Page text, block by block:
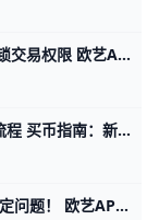
欧艺APP实名认证超简单！5分钟解锁交易权限 欧艺APP账户实名认证全流程指南 为什么要做实名认证？ 实名认证能解锁欧艺APP的全部功能，比如充币、提币和C2C交易。以小王为例，他刚注册账户时只能看行情，认证后每天能提币高达100万USDT，交易限额从1万跳到200万。未认证账户每天提币限额只有1万，认证后权限大增，安全又方便。
新手买币指南：从注册到下单的完整流程 买币指南：新手买币流程从注册到下单 引言 对于新手来说，理解注册、实名认证、入金、下单等关键步骤，是实现安全买币的基础。下面按实际操作顺序给出清晰可执行的流程，每一步都配有具体数据与实例，方便你上手实操。
欧艺APP客服联系技巧：3分钟搞定问题！ 欧艺APP客服联系超简单！它提供APP内聊天、官网浮窗和电话三种方式，全天24小时在线。举例来说，很多用户反馈高峰期响应只需2-3分钟，就能解决充值或提现问题。